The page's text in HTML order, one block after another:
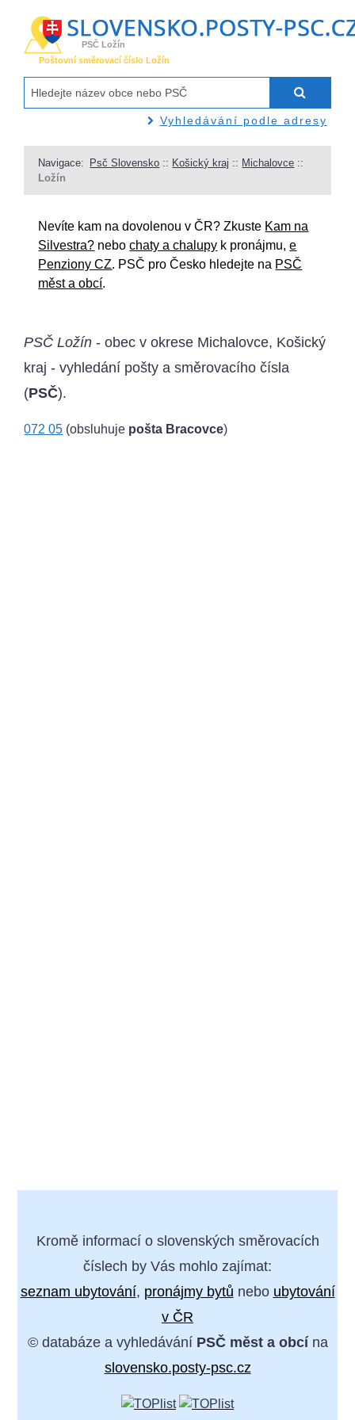
PSČ Ložín
Poštovní směrovací číslo Ložín
Vyhledávání podle adresy
Navigace: Psč Slovensko :: Košický kraj :: Michalovce ::
Ložín
Nevíte kam na dovolenou v ČR? Zkuste Kam na
Silvestra? nebochaty a chalupy k pronájmu,e
Penziony CZ. PSČ pro Česko hledejte na PSČ
měst a obcí.
PSČ Ložín - obec v okrese Michalovce, Košický
kraj - vyhledání pošty a směrovacího čísla
(PSČ).
072 05 (obsluhuje pošta Bracovce)
Kromě informací o slovenských směrovacích
číslech by Vás mohlo zajímat:
seznam ubytování, pronájmy bytů nebo ubytování
v ČR
© databáze a vyhledávání PSČ měst a obcína
slovensko.posty-psc.cz